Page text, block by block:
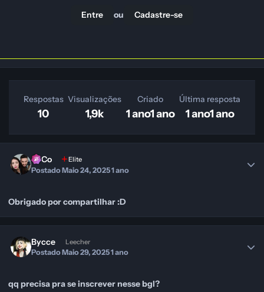
Entre ou Cadastre-se
Respostas
10
Visualizações
1,9k
Criado
1 ano1 ano
Última resposta
1 ano1 ano
SeCo Elite
PostadoMaio 24, 20251 ano
Obrigado por compartilhar :D
Bycce Leecher
PostadoMaio 29, 20251 ano
qq precisa pra se inscrever nesse bgl?